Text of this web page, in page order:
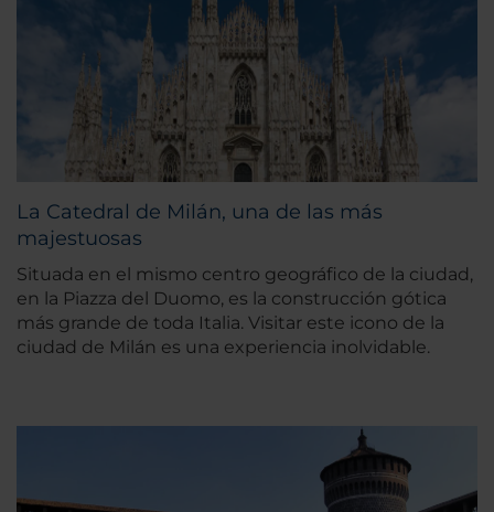
La Catedral de Milán, una de las más
majestuosas
Situada en el mismo centro geográfico de la ciudad,
en la Piazza del Duomo, es la construcción gótica
más grande de toda Italia. Visitar este icono de la
ciudad de Milán es una experiencia inolvidable.